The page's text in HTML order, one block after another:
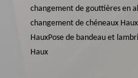
changement de gouttières en
changement de chéneaux Haux
HauxPose de bandeau et
Haux